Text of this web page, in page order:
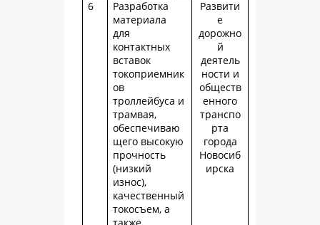
Развити
е
дорожно
й
деятель
ности и
обществ
енного
транспо
рта
города
Новосиб
ирска
6
Разработка
материала
для
контактных
вставок
токоприемник
ов
троллейбуса и
трамвая,
обеспечиваю
щего высокую
прочность
(низкий
износ),
качественный
токосъем, а